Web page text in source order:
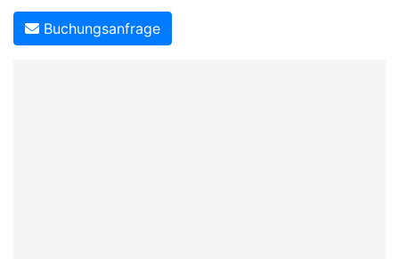
Buchungsanfrage